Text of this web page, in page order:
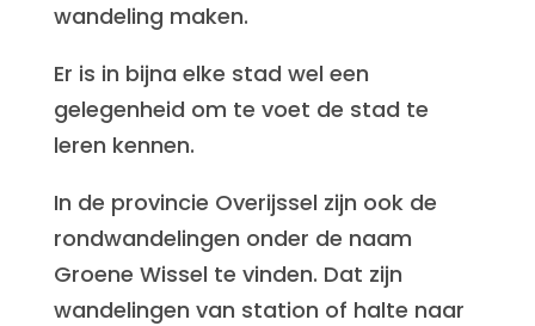
wandeling maken.
Er is in bijna elke stad wel een
gelegenheid om te voet de stad te
leren kennen.
In de provincie Overijssel zijn ook de
rondwandelingen onder de naam
Groene Wissel te vinden. Dat zijn
wandelingen van station of halte naar